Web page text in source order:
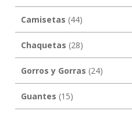
Camisetas (44)
Chaquetas (28)
Gorros y Gorras (24)
Guantes (15)